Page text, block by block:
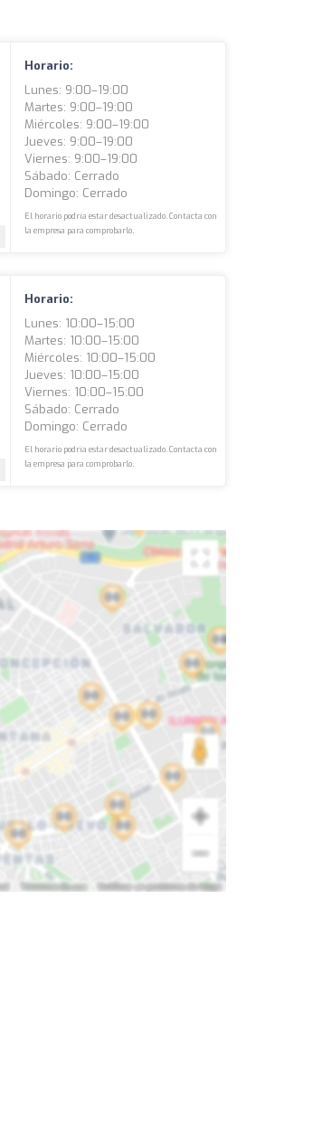
Horario:
Lunes: 9:00–19:00
Martes: 9:00–19:00
Miércoles: 9:00–19:00
Jueves: 9:00–19:00
Viernes: 9:00–19:00
Sábado: Cerrado
Domingo: Cerrado
El horario podría estar desactualizado. Contacta con
la empresa para comprobarlo.
Horario:
Lunes: 10:00–15:00
Martes: 10:00–15:00
Miércoles: 10:00–15:00
Jueves: 10:00–15:00
Viernes: 10:00–15:00
Sábado: Cerrado
Domingo: Cerrado
El horario podría estar desactualizado. Contacta con
la empresa para comprobarlo.